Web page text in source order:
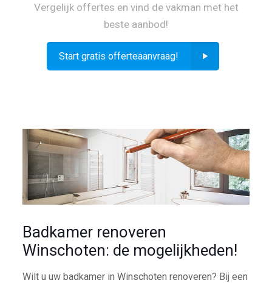
Vergelijk offertes en vind de vakman met het
beste aanbod!
Start gratis offerteaanvraag!
Badkamer renoveren
Winschoten: de mogelijkheden!
Wilt u uw badkamer in Winschoten renoveren? Bij een